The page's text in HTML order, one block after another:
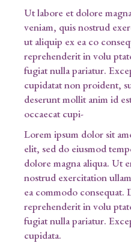
Ut labore et dolore
veniam, quis nostrud
ut aliquip ex ea co
reprehenderit in volu
fugiat nulla pariatur.
cupidatat non proident,
deserunt mollit anim id
occaecat cupi-
Lorem ipsum dolor sit
elit, sed do eiusmod
dolore magna aliqua. Ut
nostrud exercitation
ea commodo
reprehenderit in volu
fugiat nulla pariatur.
cupidata.